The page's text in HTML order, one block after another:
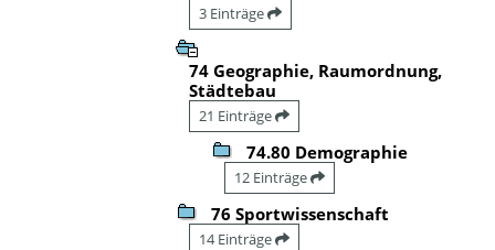
3 Einträge
74 Geographie, Raumordnung,
Städtebau
21 Einträge
74.80 Demographie
12 Einträge
76 Sportwissenschaft
14 Einträge